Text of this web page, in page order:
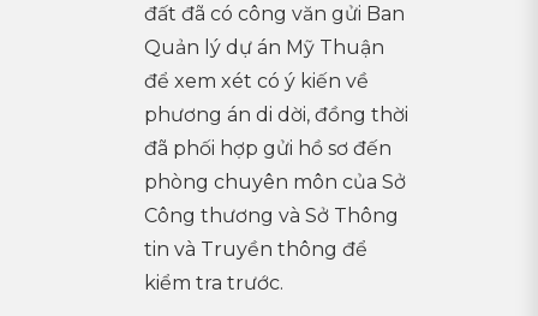
đất đã có công văn gửi Ban
Quản lý dự án Mỹ Thuận
để xem xét có ý kiến về
phương án di dời, đồng thời
đã phối hợp gửi hồ sơ đến
phòng chuyên môn của Sở
Công thương và Sở Thông
tin và Truyền thông để
kiểm tra trước.